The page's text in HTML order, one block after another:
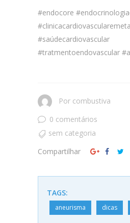
#endocore
#saúdecardiovascular
#tratmentoendovascular
Por combustiva
0 comentários
sem categoria
Compartilhar
TAGS:
aneurisma dicas